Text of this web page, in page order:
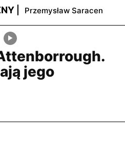
Przemysław Saracen
jego